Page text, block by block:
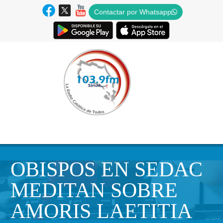
Contactar por Whatsapp
OBISPOS EN SEDAC
MEDITAN SOBRE
AMORIS LAETITIA